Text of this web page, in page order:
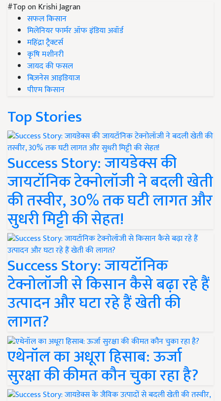
#Top on Krishi Jagran
सफल किसान
मिलेनियर फार्मर ऑफ इंडिया अवॉर्ड
महिंद्रा ट्रैक्टर्स
कृषि मशीनरी
जायद की फसल
बिज़नेस आइडियाज
पीएम किसान
Top Stories
Success Story: जायडेक्स की
जायटॉनिक टेक्नोलॉजी ने बदली खेती
की तस्वीर, 30% तक घटी लागत और
सुधरी मिट्टी की सेहत!
Success Story: जायटॉनिक
टेक्नोलॉजी से किसान कैसे बढ़ा रहे हैं
उत्पादन और घटा रहे हैं खेती की
लागत?
एथेनॉल का अधूरा हिसाब: ऊर्जा
सुरक्षा की कीमत कौन चुका रहा है?